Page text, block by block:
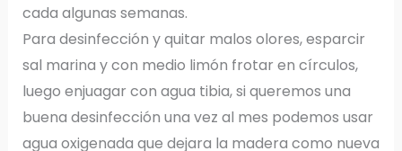
cada algunas semanas.
Para desinfección y quitar malos olores, esparcir
sal marina y con medio limón frotar en círculos,
luego enjuagar con agua tibia, si queremos una
buena desinfección una vez al mes podemos usar
agua oxigenada que dejara la madera como nueva